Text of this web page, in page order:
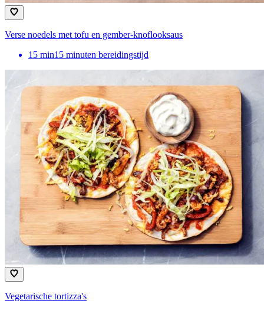
Verse noedels met tofu en gember-knoflooksaus
15 min15 minuten bereidingstijd
Vegetarische tortizza's